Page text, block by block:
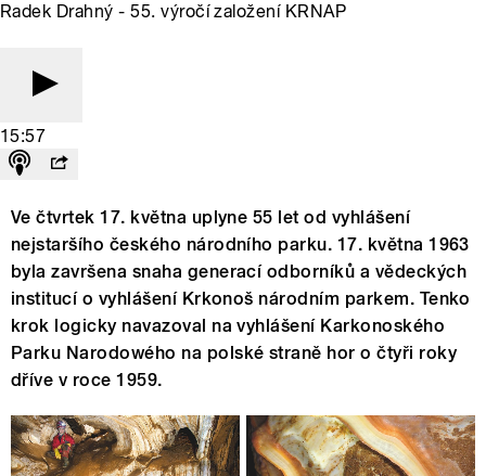
Radek Drahný - 55. výročí založení KRNAP
15:57
Ve čtvrtek 17. května uplyne 55 let od vyhlášení
nejstaršího českého národního parku. 17. května 1963
byla završena snaha generací odborníků a vědeckých
institucí o vyhlášení Krkonoš národním parkem. Tenko
krok logicky navazoval na vyhlášení Karkonoského
Parku Narodowého na polské straně hor o čtyři roky
dříve v roce 1959.